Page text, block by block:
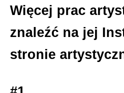
Więcej prac
znaleźć na jej
stronie